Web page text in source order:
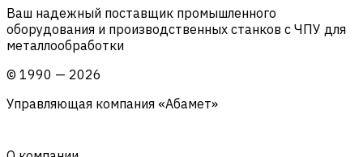
Ваш надежный поставщик промышленного
оборудования и производственных станков с ЧПУ для
металлообработки
© 1990 — 2026
Управляющая компания «Абамет»